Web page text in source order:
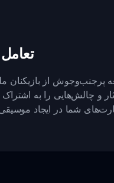
پرجنب‌وجوش از بازیکنان
و چالش‌هایی را به
شما در ایجاد